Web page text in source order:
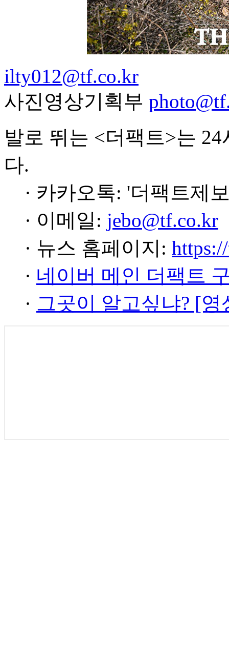
ilty012@tf.co.kr
사진영상기획부
발로 뛰는 <더팩트>는
다.
· 카카오톡: '더팩트제
· 이메일: jebo@tf.co.kr
· 뉴스 홈페이지:
· 네이버 메인 더팩트
· 그곳이 알고싶냐? [